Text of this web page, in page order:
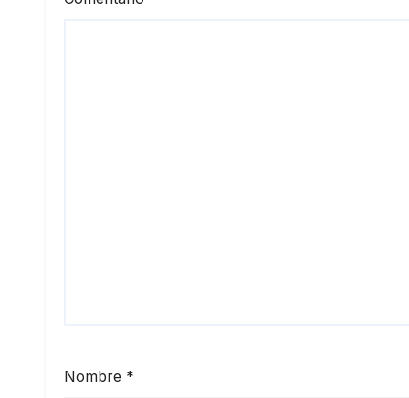
Nombre *